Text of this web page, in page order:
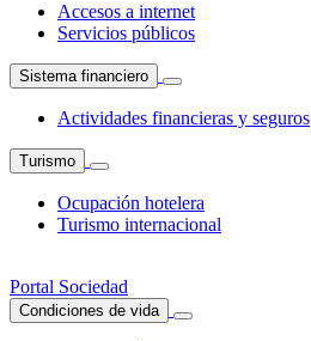
Accesos a internet
Servicios públicos
Sistema financiero
Actividades financieras y seguros
Turismo
Ocupación hotelera
Turismo internacional
Portal Sociedad
Condiciones de vida